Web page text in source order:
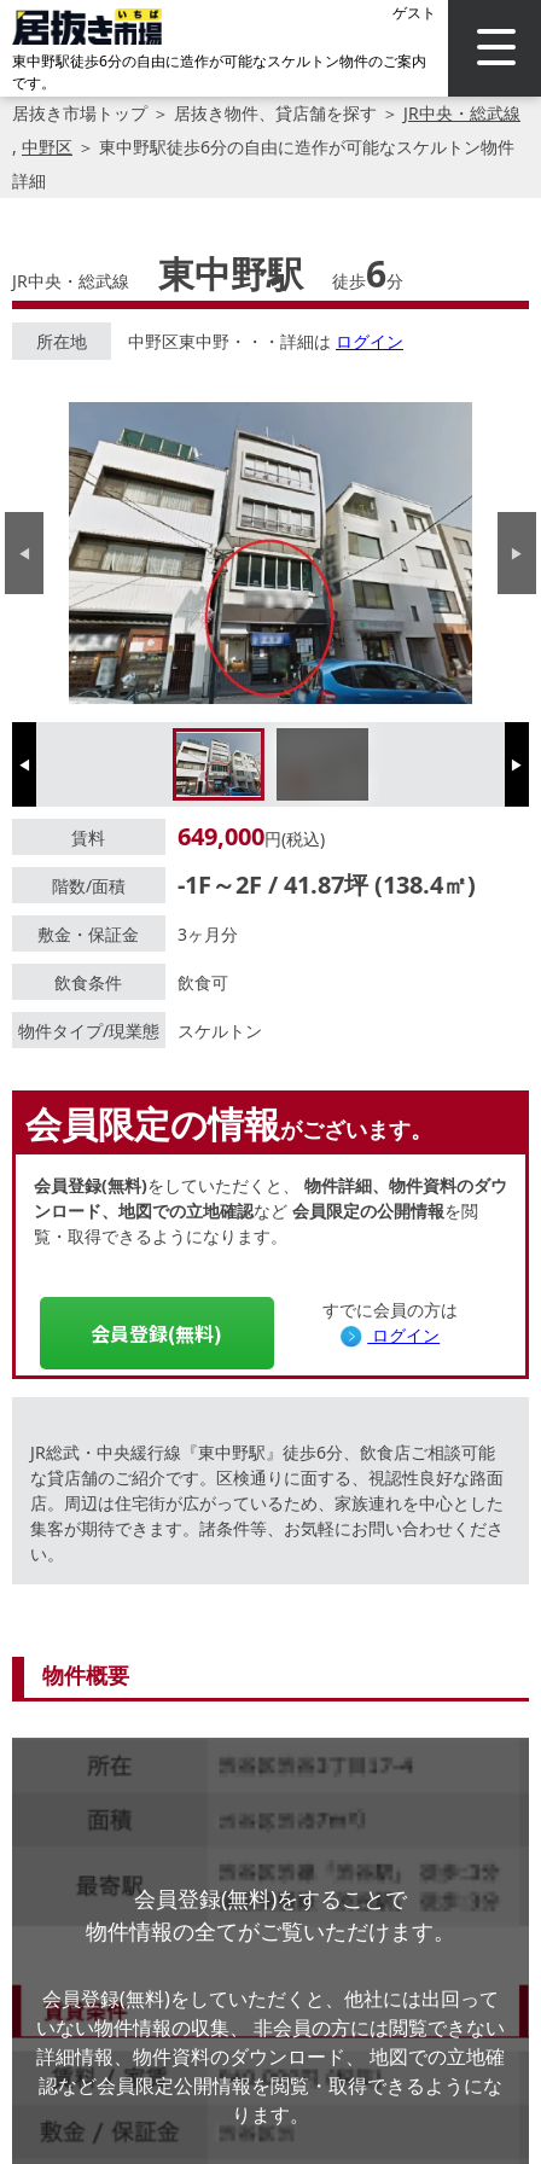
ゲスト
東中野駅徒歩6分の自由に造作が可能なスケルトン物件のご案内
です。
居抜き市場トップ＞ 居抜き物件、貸店舗を探す ＞ JR中央・総武線
, 中野区 ＞ 東中野駅徒歩6分の自由に造作が可能なスケルトン物件
詳細
JR中央・総武線 東中野駅 徒歩6分
所在地 中野区東中野・・・詳細は ログイン
Previous Next
Previous Next
賃料 649,000円(税込)
階数/面積 -1F～2F / 41.87坪 (138.4㎡)
敷金・保証金 3ヶ月分
飲食条件 飲食可
物件タイプ/現業態 スケルトン
会員限定の情報がございます。
会員登録(無料)をしていただくと、 物件詳細、物件資料のダウ
ンロード、地図での立地確認など 会員限定の公開情報を閲
覧・取得できるようになります。
会員登録(無料)
すでに会員の方は
ログイン
JR総武・中央緩行線『東中野駅』徒歩6分、飲食店ご相談可能
な貸店舗のご紹介です。区検通りに面する、視認性良好な路面
店。周辺は住宅街が広がっているため、家族連れを中心とした
集客が期待できます。諸条件等、お気軽にお問い合わせくださ
い。
物件概要
会員登録(無料)をすることで
物件情報の全てがご覧いただけます。
会員登録(無料)をしていただくと、他社には出回って
いない物件情報の収集、
非会員の方には閲覧できない
詳細情報、物件資料のダウンロード、
地図での立地確
認など会員限定公開情報を閲覧・取得できるようにな
ります。